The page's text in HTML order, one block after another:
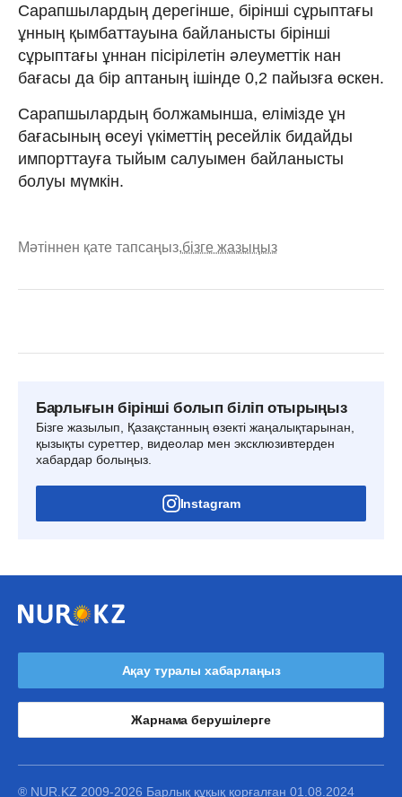
Сарапшылардың дерегінше, бірінші сұрыптағы
ұнның қымбаттауына байланысты бірінші
сұрыптағы ұннан пісірілетін әлеуметтік нан
бағасы да бір аптаның ішінде 0,2 пайызға өскен.
Сарапшылардың болжамынша, елімізде ұн
бағасының өсеуі үкіметтің ресейлік бидайды
импорттауға тыйым салуымен байланысты
болуы мүмкін.
Мәтіннен қате тапсаңыз,бізге жазыңыз
Барлығын бірінші болып біліп отырыңыз
Бізге жазылып, Қазақстанның өзекті жаңалықтарынан,
қызықты суреттер, видеолар мен эксклюзивтерден
хабардар болыңыз.
Instagram
Ақау туралы хабарлаңыз
Жарнама берушілерге
® NUR.KZ 2009-2026 Барлық құқық қорғалған 01.08.2024